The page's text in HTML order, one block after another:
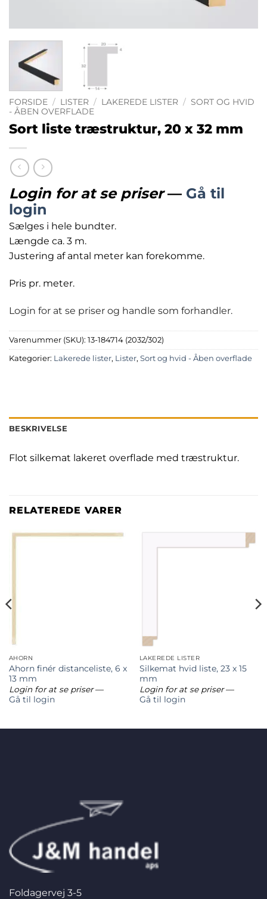
FORSIDE / LISTER / LAKEREDE LISTER / SORT OG HVID
- ÅBEN OVERFLADE
Sort liste træstruktur, 20 x 32 mm
Login for at se priser— Gå til
login
Sælges i hele bundter.
Længde ca. 3 m.
Justering af antal meter kan forekomme.
Pris pr. meter.
Login for at se priser og handle som forhandler.
Varenummer (SKU): 13-184714 (2032/302)
Kategorier: Lakerede lister, Lister, Sort og hvid - Åben overflade
BESKRIVELSE
Flot silkemat lakeret overflade med træstruktur.
RELATEREDE VARER
AHORN
Ahorn finér distanceliste, 6 x
13 mm
Login for at se priser—
Gå til login
LAKEREDE LISTER
Silkemat hvid liste, 23 x 15
mm
Login for at se priser—
Gå til login
Foldagervej 3-5